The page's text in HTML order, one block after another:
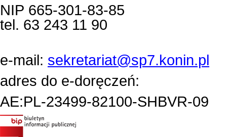
NIP 665-301-83-85
tel. 63 243 11 90
e-mail: sekretariat@sp7.konin.pl
adres do e-doręczeń:
AE:PL-23499-82100-SHBVR-09